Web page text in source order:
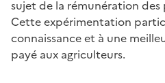
sujet de la rémunération
Cette expérimentation
connaissance et à une
payé aux agriculteurs.